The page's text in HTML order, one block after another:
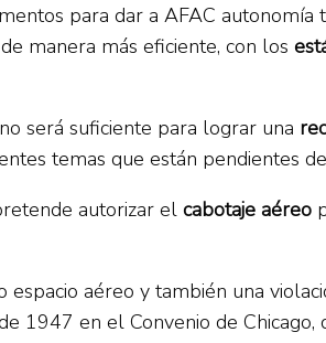
para dar a AFAC
manera más eficiente, con los
será suficiente para lograr una
temas que están pendientes
autorizar el cabotaje aéreo
espacio aéreo y también una
1947 en el Convenio de